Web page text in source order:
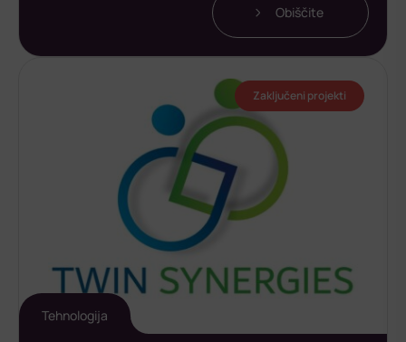
Obiščite
Zaključeni projekti
Tehnologija